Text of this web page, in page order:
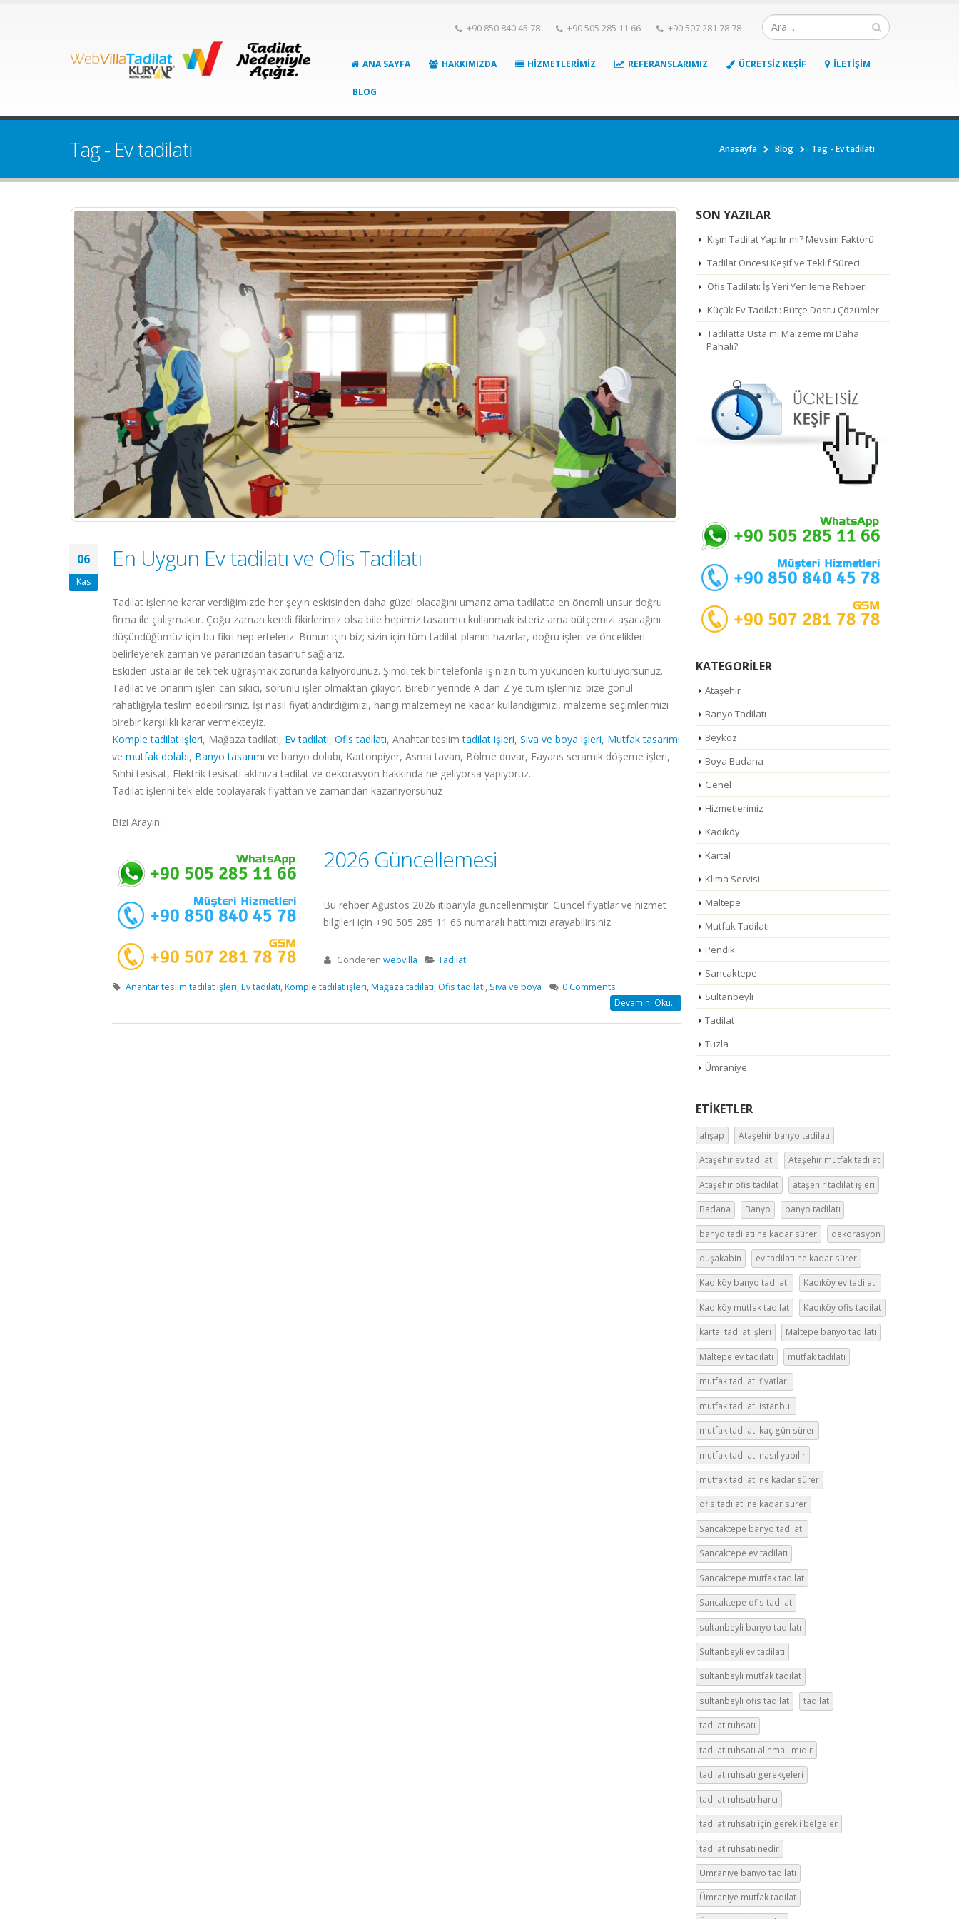
+90 850 840 45 78 +90 505 285 11 66 +90 507 281 78 78
ANA SAYFA HAKKIMIZDA HIZMETLERIMIZ REFERANSLARIMIZ ÜCRETSIZ KEŞIF İLETIŞIM
BLOG
Tag - Ev tadilatı Anasayfa Blog Tag - Ev tadilatı
06
Kas
En Uygun Ev tadilatı ve Ofis Tadilatı
Tadilat işlerine karar verdiğimizde her şeyin eskisinden daha güzel olacağını umarız ama tadilatta en önemli unsur doğru
firma ile çalışmaktır. Çoğu zaman kendi fikirlerimiz olsa bile hepimiz tasarımcı kullanmak isteriz ama bütçemizi aşacağını
düşündüğümüz için bu fikri hep erteleriz. Bunun için biz; sizin için tüm tadilat planını hazırlar, doğru işleri ve öncelikleri
belirleyerek zaman ve paranızdan tasarruf sağlarız.
Eskiden ustalar ile tek tek uğraşmak zorunda kalıyordunuz. Şimdi tek bir telefonla işinizin tüm yükünden kurtuluyorsunuz.
Tadilat ve onarım işleri can sıkıcı, sorunlu işler olmaktan çıkıyor. Birebir yerinde A dan Z ye tüm işlerinizi bize gönül
rahatlığıyla teslim edebilirsiniz. İşi nasıl fiyatlandırdığımızı, hangi malzemeyi ne kadar kullandığımızı, malzeme seçimlerimizi
birebir karşılıklı karar vermekteyiz.
Komple tadilat işleri, Mağaza tadilatı, Ev tadilatı, Ofis tadilatı, Anahtar teslimtadilat işleri, Sıva ve boya işleri, Mutfak tasarımı
ve mutfak dolabı, Banyo tasarımı ve banyo dolabı, Kartonpiyer, Asma tavan, Bölme duvar, Fayans seramik döşeme işleri,
Sıhhi tesisat, Elektrik tesisatı aklınıza tadilat ve dekorasyon hakkında ne geliyorsa yapıyoruz.
Tadilat işlerini tek elde toplayarak fiyattan ve zamandan kazanıyorsunuz
Bizi Arayın:
2026 Güncellemesi
Bu rehber Ağustos 2026 itibarıyla güncellenmiştir. Güncel fiyatlar ve hizmet
bilgileri için +90 505 285 11 66 numaralı hattımızı arayabilirsiniz.
Gönderen webvilla Tadilat
Anahtar teslim tadilat işleri,Ev tadilatı,Komple tadilat işleri,Mağaza tadilatı,Ofis tadilatı, Sıva ve boya
0 Comments
Devamını Oku...
SON YAZILAR
Kışın Tadilat Yapılır mı? Mevsim Faktörü
Tadilat Öncesi Keşif ve Teklif Süreci
Ofis Tadilatı: İş Yeri Yenileme Rehberi
Küçük Ev Tadilatı: Bütçe Dostu Çözümler
Tadilatta Usta mı Malzeme mi Daha
Pahalı?
KATEGORILER
Ataşehir
Banyo Tadilatı
Beykoz
Boya Badana
Genel
Hizmetlerimiz
Kadıköy
Kartal
Klima Servisi
Maltepe
Mutfak Tadilatı
Pendik
Sancaktepe
Sultanbeyli
Tadilat
Tuzla
Ümraniye
ETIKETLER
ahşap Ataşehir banyo tadilatı
Ataşehir ev tadilatı Ataşehir mutfak tadilat
Ataşehir ofis tadilat ataşehir tadilat işleri
Badana Banyo banyo tadilatı
banyo tadilatı ne kadar sürer dekorasyon
duşakabin ev tadilatı ne kadar sürer
Kadıköy banyo tadilatı Kadıköy ev tadilatı
Kadıköy mutfak tadilat Kadıköy ofis tadilat
kartal tadilat işleri Maltepe banyo tadilatı
Maltepe ev tadilatı mutfak tadilatı
mutfak tadilatı fiyatları
mutfak tadilatı istanbul
mutfak tadilatı kaç gün sürer
mutfak tadilatı nasıl yapılır
mutfak tadilatı ne kadar sürer
ofis tadilatı ne kadar sürer
Sancaktepe banyo tadilatı
Sancaktepe ev tadilatı
Sancaktepe mutfak tadilat
Sancaktepe ofis tadilat
sultanbeyli banyo tadilatı
Sultanbeyli ev tadilatı
sultanbeyli mutfak tadilat
sultanbeyli ofis tadilat tadilat
tadilat ruhsatı
tadilat ruhsatı alınmalı mıdır
tadilat ruhsatı gerekçeleri
tadilat ruhsatı harcı
tadilat ruhsatı için gerekli belgeler
tadilat ruhsatı nedir
Ümraniye banyo tadilatı
Ümraniye mutfak tadilat